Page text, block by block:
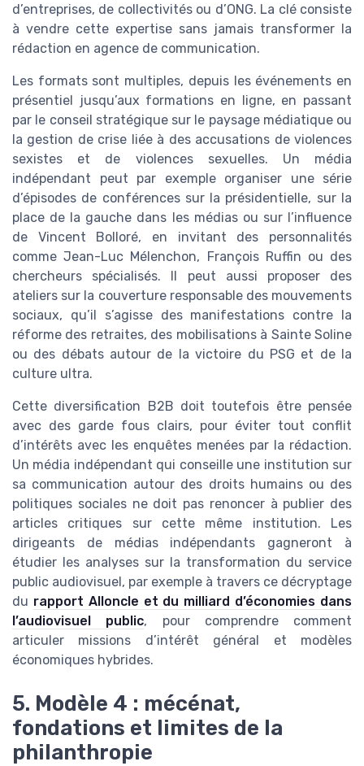
d’entreprises, de collectivités ou d’ONG. La clé consiste
à vendre cette expertise sans jamais transformer la
rédaction en agence de communication.
Les formats sont multiples, depuis les événements en
présentiel jusqu’aux formations en ligne, en passant
par le conseil stratégique sur le paysage médiatique ou
la gestion de crise liée à des accusations de violences
sexistes et de violences sexuelles. Un média
indépendant peut par exemple organiser une série
d’épisodes de conférences sur la présidentielle, sur la
place de la gauche dans les médias ou sur l’influence
de Vincent Bolloré, en invitant des personnalités
comme Jean-Luc Mélenchon, François Ruffin ou des
chercheurs spécialisés. Il peut aussi proposer des
ateliers sur la couverture responsable des mouvements
sociaux, qu’il s’agisse des manifestations contre la
réforme des retraites, des mobilisations à Sainte Soline
ou des débats autour de la victoire du PSG et de la
culture ultra.
Cette diversification B2B doit toutefois être pensée
avec des garde fous clairs, pour éviter tout conflit
d’intérêts avec les enquêtes menées par la rédaction.
Un média indépendant qui conseille une institution sur
sa communication autour des droits humains ou des
politiques sociales ne doit pas renoncer à publier des
articles critiques sur cette même institution. Les
dirigeants de médias indépendants gagneront à
étudier les analyses sur la transformation du service
public audiovisuel, par exemple à travers ce décryptage
du rapport Alloncle et du milliard d’économies dans
l’audiovisuel public, pour comprendre comment
articuler missions d’intérêt général et modèles
économiques hybrides.
5. Modèle 4 : mécénat,
fondations et limites de la
philanthropie